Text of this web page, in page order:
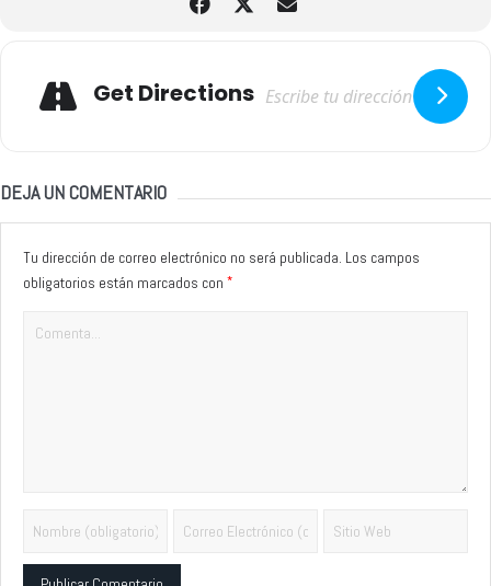
Get Directions
DEJA UN COMENTARIO
Tu dirección de correo electrónico no será publicada. Los campos
obligatorios están marcados con *